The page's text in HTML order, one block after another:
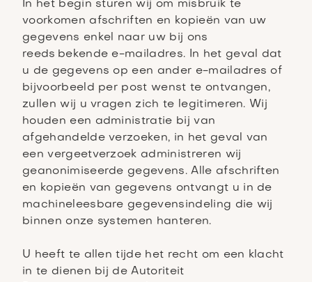
In het begin sturen wij om misbruik te
voorkomen afschriften en kopieën van uw
gegevens enkel naar uw bij ons
reeds bekende e-mailadres. In het geval dat
u de gegevens op een ander e-mailadres of
bijvoorbeeld per post wenst te ontvangen,
zullen wij u vragen zich te legitimeren. Wij
houden een administratie bij van
afgehandelde verzoeken, in het geval van
een vergeetverzoek administreren wij
geanonimiseerde gegevens. Alle afschriften
en kopieën van gegevens ontvangt u in de
machineleesbare gegevensindeling die wij
binnen onze systemen hanteren.
U heeft te allen tijde het recht om een klacht
in te dienen bij de Autoriteit